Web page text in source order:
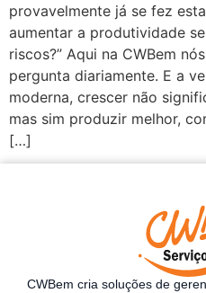
provavelmente já se fez
aumentar a produtividade
riscos?” Aqui na CWBem
pergunta diariamente. E a
moderna, crescer não
mas sim produzir melhor,
[…]
CWBem cria soluções de